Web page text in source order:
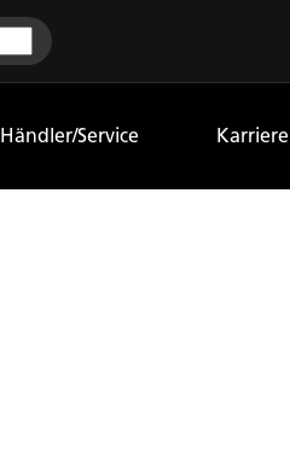
Händler/Service Karriere